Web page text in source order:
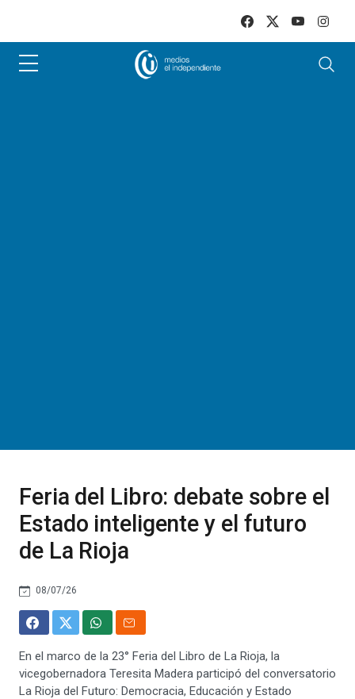
Feria del Libro: debate sobre el
Estado inteligente y el futuro
de La Rioja
08/07/26
En el marco de la 23° Feria del Libro de La Rioja, la
vicegobernadora Teresita Madera participó del conversatorio
La Rioja del Futuro: Democracia, Educación y Estado